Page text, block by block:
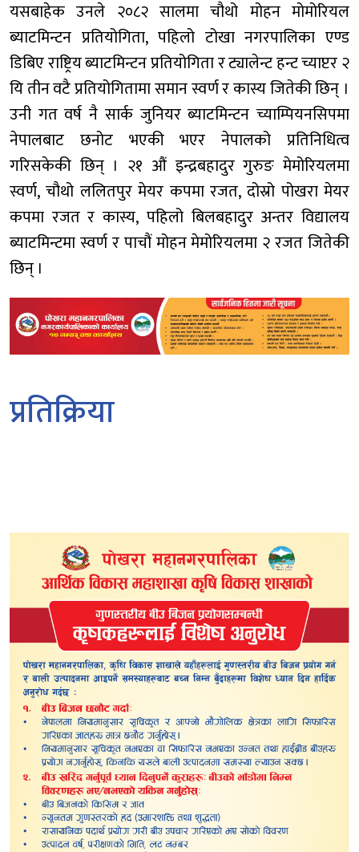
यसबाहेक उनले २०८२ सालमा चौथो मोहन मोमोरियल
ब्याटमिन्टन प्रतियोगिता, पहिलो टोखा नगरपालिका एण्ड
डिबिए राष्ट्रिय ब्याटमिन्टन प्रतियोगिता र ट्यालेन्ट हन्ट च्याप्टर २
यि तीन वटै प्रतियोगितामा समान स्वर्ण र कास्य जितेकी छिन् ।
उनी गत वर्ष नै सार्क जुनियर ब्याटमिन्टन च्याम्पियनसिपमा
नेपालबाट छनोट भएकी भएर नेपालको प्रतिनिधित्व
गरिसकेकी छिन् । २१ औं इन्द्रबहादुर गुरुङ मेमोरियलमा
स्वर्ण, चौथो ललितपुर मेयर कपमा रजत, दोस्रो पोखरा मेयर
कपमा रजत र कास्य, पहिलो बिलबहादुर अन्तर विद्यालय
ब्याटमिन्टमा स्वर्ण र पाचौं मोहन मेमोरियलमा २ रजत जितेकी
छिन् ।
प्रतिक्रिया